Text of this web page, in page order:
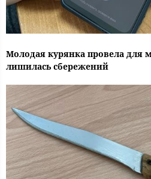
Молодая курянка провела для
лишилась сбережений